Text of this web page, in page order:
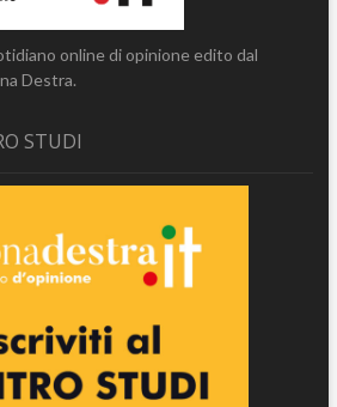
online di opinione edito dal
Destra.
STUDI